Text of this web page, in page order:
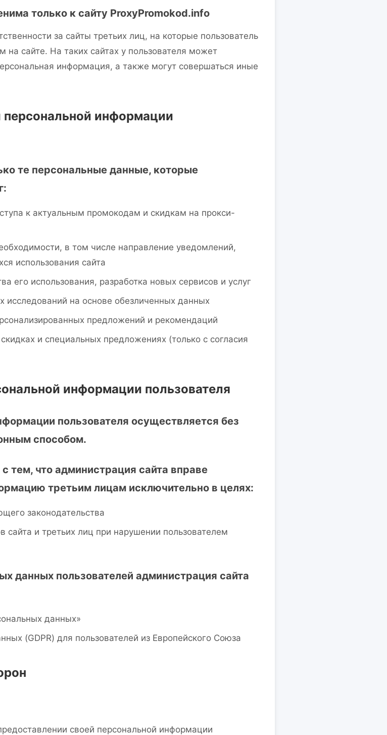
только к сайту ProxyPromokod.info
за сайты третьих лиц, на которые пользователь
сайте. На таких сайтах у пользователя может
информация, а также могут совершаться иные
персональной информации
те персональные данные, которые
к актуальным промокодам и скидкам на прокси-
в том числе направление уведомлений,
использования сайта
его использования, разработка новых сервисов и услуг
исследований на основе обезличенных данных
предложений и рекомендаций
и специальных предложениях (только с согласия
информации пользователя
пользователя осуществляется без
способом.
тем, что администрация сайта вправе
третьим лицам исключительно в целях:
законодательства
сайта и третьих лиц при нарушении пользователем
данных пользователей администрация сайта
данных»
(GDPR) для пользователей из Европейского Союза
своей персональной информации